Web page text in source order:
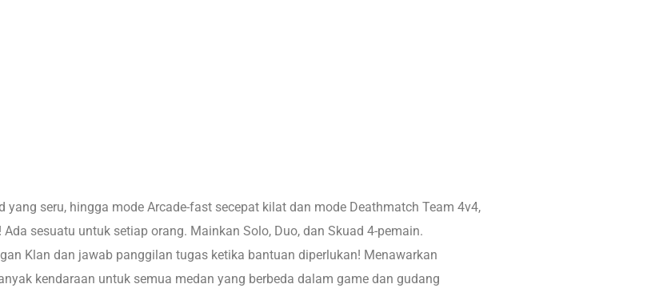
seru, hingga mode Arcade-fast secepat kilat dan mode Deathmatch Team 4v4,
sesuatu untuk setiap orang. Mainkan Solo, Duo, dan Skuad 4-pemain.
Klan dan jawab panggilan tugas ketika bantuan diperlukan! Menawarkan
kendaraan untuk semua medan yang berbeda dalam game dan gudang